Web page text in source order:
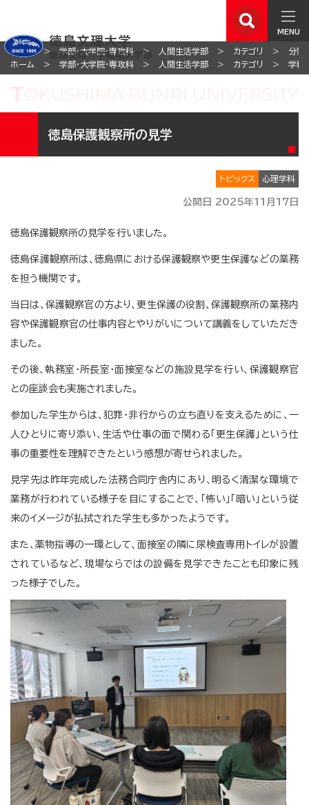
MENU
ホーム 学部・大学院・専攻科 人間生活学部 カテゴリ
分野
ホーム
学部・大学院・専攻科 人間生活学部 カテゴリ 学科
徳島保護観察所の見学
トピックス 心理学科
公開日 2025年11月17日
徳島保護観察所の見学を行いました。
徳島保護観察所は、徳島県における保護観察や更生保護などの業務
を担う機関です。
当日は、保護観察官の方より、更生保護の役割、保護観察所の業務内
容や保護観察官の仕事内容とやりがいについて講義をしていただき
ました。
その後、執務室・所長室・面接室などの施設見学を行い、保護観察官
との座談会も実施されました。
参加した学生からは、犯罪・非行からの立ち直りを支えるために、一
人ひとりに寄り添い、生活や仕事の面で関わる「更生保護」という仕
事の重要性を理解できたという感想が寄せられました。
見学先は昨年完成した法務合同庁舎内にあり、明るく清潔な環境で
業務が行われている様子を目にすることで、「怖い」「暗い」という従
来のイメージが払拭された学生も多かったようです。
また、薬物指導の一環として、面接室の隣に尿検査専用トイレが設置
されているなど、現場ならではの設備を見学できたことも印象に残
った様子でした。